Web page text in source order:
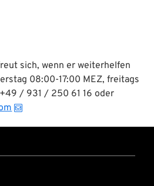
sich, wenn er weiterhelfen
08:00-17:00 MEZ, freitags
/ 931 / 250 61 16 oder